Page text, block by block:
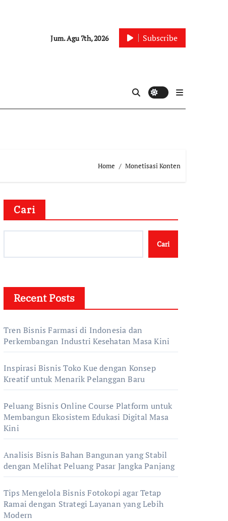
Jum. Agu 7th, 2026 Subscribe
Home Monetisasi Konten
Cari
Cari
Recent Posts
Tren Bisnis Farmasi di Indonesia dan
Perkembangan Industri Kesehatan Masa Kini
Inspirasi Bisnis Toko Kue dengan Konsep
Kreatif untuk Menarik Pelanggan Baru
Peluang Bisnis Online Course Platform untuk
Membangun Ekosistem Edukasi Digital Masa
Kini
Analisis Bisnis Bahan Bangunan yang Stabil
dengan Melihat Peluang Pasar Jangka Panjang
Tips Mengelola Bisnis Fotokopi agar Tetap
Ramai dengan Strategi Layanan yang Lebih
Modern